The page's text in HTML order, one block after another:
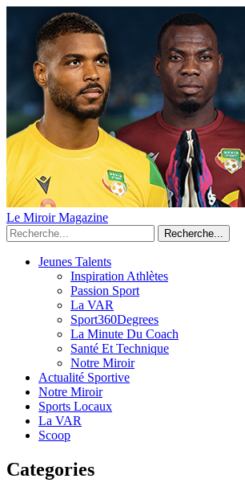
Le Miroir Magazine
Recherche...
Jeunes Talents
Inspiration Athlètes
Passion Sport
La VAR
Sport360Degrees
La Minute Du Coach
Santé Et Technique
Notre Miroir
Actualité Sportive
Notre Miroir
Sports Locaux
La VAR
Scoop
Categories